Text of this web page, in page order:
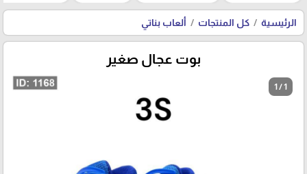
الرئيسية كل المنتجات ألعاب بناتي
بوت عجال صغير
1 / 1